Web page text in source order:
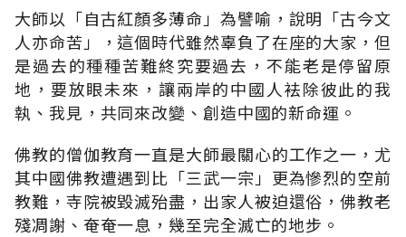
大師以「自古紅顏多薄命」為譬喻，說明「古今文
人亦命苦」，這個時代雖然辜負了在座的大家，但
是過去的種種苦難終究要過去，不能老是停留原
地，要放眼未來，讓兩岸的中國人袪除彼此的我
執、我見，共同來改變、創造中國的新命運。
佛教的僧伽教育一直是大師最關心的工作之一，尤
其中國佛教遭遇到比「三武一宗」更為慘烈的空前
教難，寺院被毀滅殆盡，出家人被迫還俗，佛教老
殘凋謝、奄奄一息，幾至完全滅亡的地步。